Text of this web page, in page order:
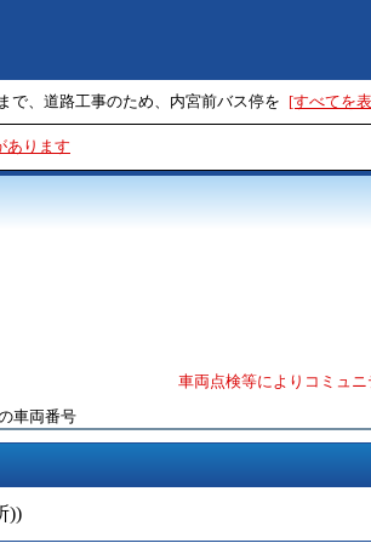
で、道路工事のため、内宮前バス停を [すべてを
あります
車両点検等によりコミュ
車両番号
))